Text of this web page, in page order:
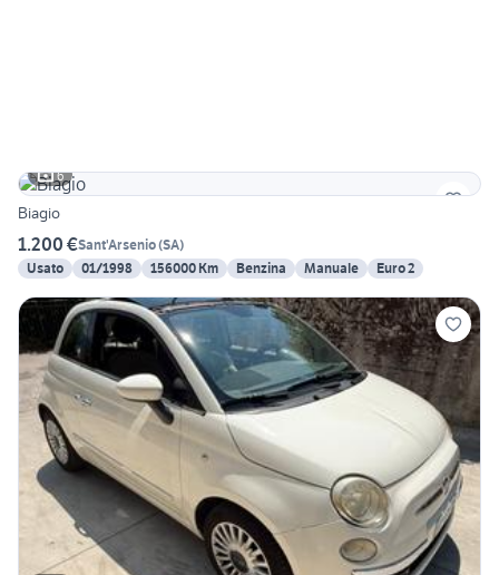
6
Biagio
1.200 €Sant'Arsenio(SA)
Usato
01/1998 156000 Km Benzina Manuale Euro 2